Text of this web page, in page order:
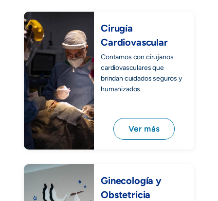
Cirugía
Cardiovascular
Contamos con cirujanos
cardiovasculares que
brindan cuidados seguros y
humanizados.
Ver más
Ginecología y
Obstetricia